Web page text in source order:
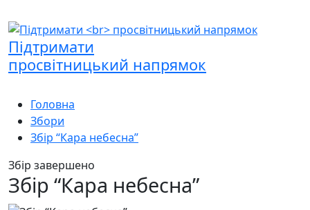
Підтримати
просвітницький напрямок
Головна
Збори
Збір “Кара небесна”
Збір завершено
Збір “Кара небесна”